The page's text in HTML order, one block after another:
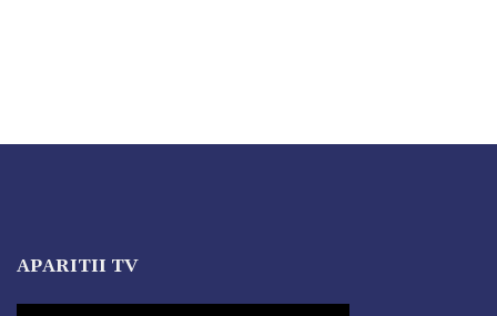
APARITII TV